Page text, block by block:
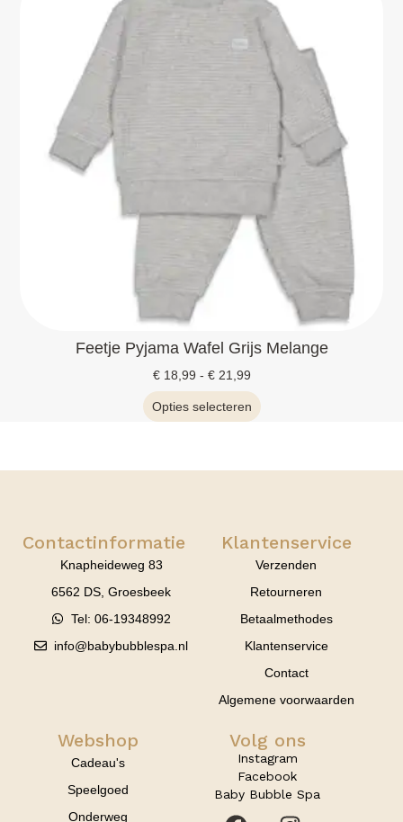
Feetje Pyjama Wafel Grijs Melange
€18,99 - €21,99
Opties selecteren
Contactinformatie
Knapheideweg 83
6562 DS, Groesbeek
Tel: 06-19348992
info@babybubblespa.nl
Klantenservice
Verzenden
Retourneren
Betaalmethodes
Klantenservice
Contact
Algemene voorwaarden
Webshop
Cadeau's
Speelgoed
Onderweg
Volg ons
Instagram
Facebook
Baby Bubble Spa